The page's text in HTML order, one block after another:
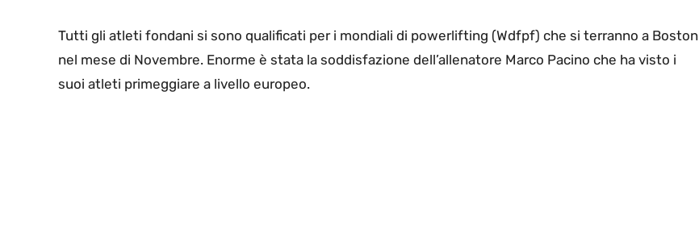
Tutti gli atleti fondani si sono qualificati per i mondiali di powerlifting (Wdfpf) che si terranno a Boston
nel mese di Novembre. Enorme è stata la soddisfazione dell’allenatore Marco Pacino che ha visto i
suoi atleti primeggiare a livello europeo.